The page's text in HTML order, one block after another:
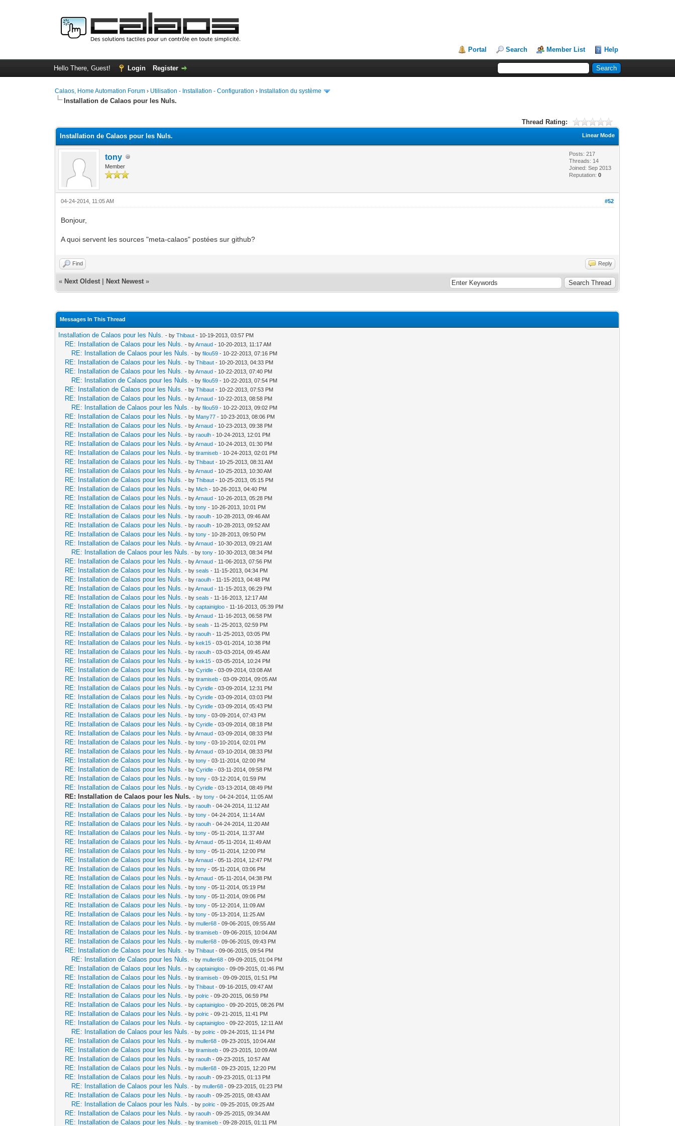
Portal Search Member List Help
Hello There, Guest! Login Register
Calaos, Home Automation Forum › Utilisation - Installation - Configuration › Installation du système
Installation de Calaos pour les Nuls.
Thread Rating:
Linear Mode
Installation de Calaos pour les Nuls.
tony
Member
Posts: 217
Threads: 14
Joined: Sep 2013
Reputation:0
#52
04-24-2014, 11:05 AM
Bonjour,
A quoi servent les sources "meta-calaos" postées sur github?
Find Reply
« Next Oldest Next Newest »
Messages In This Thread
Installation de Calaos pour les Nuls. - byThibaut - 10-19-2013, 03:57 PM
RE: Installation de Calaos pour les Nuls. - byArnaud - 10-20-2013, 11:17 AM
RE: Installation de Calaos pour les Nuls. - byfilou59 - 10-22-2013, 07:16 PM
RE: Installation de Calaos pour les Nuls. - byThibaut - 10-20-2013, 04:33 PM
RE: Installation de Calaos pour les Nuls. - byArnaud - 10-22-2013, 07:40 PM
RE: Installation de Calaos pour les Nuls. - byfilou59 - 10-22-2013, 07:54 PM
RE: Installation de Calaos pour les Nuls. - byThibaut - 10-22-2013, 07:53 PM
RE: Installation de Calaos pour les Nuls. - byArnaud - 10-22-2013, 08:58 PM
RE: Installation de Calaos pour les Nuls. - byfilou59 - 10-22-2013, 09:02 PM
RE: Installation de Calaos pour les Nuls. - by Many77 - 10-23-2013, 08:06 PM
RE: Installation de Calaos pour les Nuls. - byArnaud - 10-23-2013, 09:38 PM
RE: Installation de Calaos pour les Nuls. - byraoulh - 10-24-2013, 12:01 PM
RE: Installation de Calaos pour les Nuls. - byArnaud - 10-24-2013, 01:30 PM
RE: Installation de Calaos pour les Nuls. - bytiramiseb - 10-24-2013, 02:01 PM
RE: Installation de Calaos pour les Nuls. - byThibaut - 10-25-2013, 08:31 AM
RE: Installation de Calaos pour les Nuls. - byArnaud - 10-25-2013, 10:30 AM
RE: Installation de Calaos pour les Nuls. - byThibaut - 10-25-2013, 05:15 PM
RE: Installation de Calaos pour les Nuls. - by Mich - 10-26-2013, 04:40 PM
RE: Installation de Calaos pour les Nuls. - byArnaud - 10-26-2013, 05:28 PM
RE: Installation de Calaos pour les Nuls. - bytony - 10-26-2013, 10:01 PM
RE: Installation de Calaos pour les Nuls. - byraoulh - 10-28-2013, 09:46 AM
RE: Installation de Calaos pour les Nuls. - byraoulh - 10-28-2013, 09:52 AM
RE: Installation de Calaos pour les Nuls. - bytony - 10-28-2013, 09:50 PM
RE: Installation de Calaos pour les Nuls. - byArnaud - 10-30-2013, 09:21 AM
RE: Installation de Calaos pour les Nuls. - bytony - 10-30-2013, 08:34 PM
RE: Installation de Calaos pour les Nuls. - byArnaud - 11-06-2013, 07:56 PM
RE: Installation de Calaos pour les Nuls. - byseals - 11-15-2013, 04:34 PM
RE: Installation de Calaos pour les Nuls. - byraoulh - 11-15-2013, 04:48 PM
RE: Installation de Calaos pour les Nuls. - byArnaud - 11-15-2013, 06:29 PM
RE: Installation de Calaos pour les Nuls. - byseals - 11-16-2013, 12:17 AM
RE: Installation de Calaos pour les Nuls. - bycaptainigloo - 11-16-2013, 05:39 PM
RE: Installation de Calaos pour les Nuls. - byArnaud - 11-16-2013, 06:58 PM
RE: Installation de Calaos pour les Nuls. - byseals - 11-25-2013, 02:59 PM
RE: Installation de Calaos pour les Nuls. - byraoulh - 11-25-2013, 03:05 PM
RE: Installation de Calaos pour les Nuls. - bykek15 - 03-01-2014, 10:38 PM
RE: Installation de Calaos pour les Nuls. - byraoulh - 03-03-2014, 09:45 AM
RE: Installation de Calaos pour les Nuls. - bykek15 - 03-05-2014, 10:24 PM
RE: Installation de Calaos pour les Nuls. - byCyridle - 03-09-2014, 03:08 AM
RE: Installation de Calaos pour les Nuls. - bytiramiseb - 03-09-2014, 09:05 AM
RE: Installation de Calaos pour les Nuls. - byCyridle - 03-09-2014, 12:31 PM
RE: Installation de Calaos pour les Nuls. - byCyridle - 03-09-2014, 03:03 PM
RE: Installation de Calaos pour les Nuls. - byCyridle - 03-09-2014, 05:43 PM
RE: Installation de Calaos pour les Nuls. - bytony - 03-09-2014, 07:43 PM
RE: Installation de Calaos pour les Nuls. - byCyridle - 03-09-2014, 08:18 PM
RE: Installation de Calaos pour les Nuls. - byArnaud - 03-09-2014, 08:33 PM
RE: Installation de Calaos pour les Nuls. - bytony - 03-10-2014, 02:01 PM
RE: Installation de Calaos pour les Nuls. - byArnaud - 03-10-2014, 08:33 PM
RE: Installation de Calaos pour les Nuls. - bytony - 03-11-2014, 02:00 PM
RE: Installation de Calaos pour les Nuls. - byCyridle - 03-11-2014, 09:58 PM
RE: Installation de Calaos pour les Nuls. - bytony - 03-12-2014, 01:59 PM
RE: Installation de Calaos pour les Nuls. - byCyridle - 03-13-2014, 08:49 PM
RE: Installation de Calaos pour les Nuls. - bytony - 04-24-2014, 11:05 AM
RE: Installation de Calaos pour les Nuls. - byraoulh - 04-24-2014, 11:12 AM
RE: Installation de Calaos pour les Nuls. - bytony - 04-24-2014, 11:14 AM
RE: Installation de Calaos pour les Nuls. - byraoulh - 04-24-2014, 11:20 AM
RE: Installation de Calaos pour les Nuls. - bytony - 05-11-2014, 11:37 AM
RE: Installation de Calaos pour les Nuls. - byArnaud - 05-11-2014, 11:49 AM
RE: Installation de Calaos pour les Nuls. - bytony - 05-11-2014, 12:00 PM
RE: Installation de Calaos pour les Nuls. - byArnaud - 05-11-2014, 12:47 PM
RE: Installation de Calaos pour les Nuls. - bytony - 05-11-2014, 03:06 PM
RE: Installation de Calaos pour les Nuls. - byArnaud - 05-11-2014, 04:38 PM
RE: Installation de Calaos pour les Nuls. - bytony - 05-11-2014, 05:19 PM
RE: Installation de Calaos pour les Nuls. - bytony - 05-11-2014, 09:06 PM
RE: Installation de Calaos pour les Nuls. - bytony - 05-12-2014, 11:09 AM
RE: Installation de Calaos pour les Nuls. - bytony - 05-13-2014, 11:25 AM
RE: Installation de Calaos pour les Nuls. - bymuller68 - 09-06-2015, 09:55 AM
RE: Installation de Calaos pour les Nuls. - bytiramiseb - 09-06-2015, 10:04 AM
RE: Installation de Calaos pour les Nuls. - bymuller68 - 09-06-2015, 09:43 PM
RE: Installation de Calaos pour les Nuls. - byThibaut - 09-06-2015, 09:54 PM
RE: Installation de Calaos pour les Nuls. - bymuller68 - 09-09-2015, 01:04 PM
RE: Installation de Calaos pour les Nuls. - bycaptainigloo - 09-09-2015, 01:46 PM
RE: Installation de Calaos pour les Nuls. - bytiramiseb - 09-09-2015, 01:51 PM
RE: Installation de Calaos pour les Nuls. - byThibaut - 09-16-2015, 09:47 AM
RE: Installation de Calaos pour les Nuls. - bypolric - 09-20-2015, 06:59 PM
RE: Installation de Calaos pour les Nuls. - bycaptainigloo - 09-20-2015, 08:26 PM
RE: Installation de Calaos pour les Nuls. - bypolric - 09-21-2015, 11:41 PM
RE: Installation de Calaos pour les Nuls. - bycaptainigloo - 09-22-2015, 12:11 AM
RE: Installation de Calaos pour les Nuls. - bypolric - 09-24-2015, 11:14 PM
RE: Installation de Calaos pour les Nuls. - bymuller68 - 09-23-2015, 10:04 AM
RE: Installation de Calaos pour les Nuls. - bytiramiseb - 09-23-2015, 10:09 AM
RE: Installation de Calaos pour les Nuls. - byraoulh - 09-23-2015, 10:57 AM
RE: Installation de Calaos pour les Nuls. - bymuller68 - 09-23-2015, 12:20 PM
RE: Installation de Calaos pour les Nuls. - byraoulh - 09-23-2015, 01:13 PM
RE: Installation de Calaos pour les Nuls. - bymuller68 - 09-23-2015, 01:23 PM
RE: Installation de Calaos pour les Nuls. - byraoulh - 09-25-2015, 08:43 AM
RE: Installation de Calaos pour les Nuls. - bypolric - 09-25-2015, 09:25 AM
RE: Installation de Calaos pour les Nuls. - byraoulh - 09-25-2015, 09:34 AM
RE: Installation de Calaos pour les Nuls. - bytiramiseb - 09-28-2015, 01:11 PM